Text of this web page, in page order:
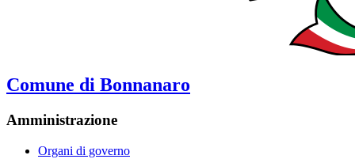
Comune di Bonnanaro
Amministrazione
Organi di governo